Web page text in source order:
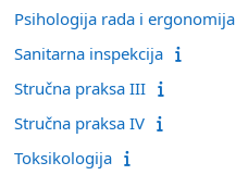
Psihologija rada i ergonomija
Sanitarna inspekcija
Stručna praksa III
Stručna praksa IV
Toksikologija